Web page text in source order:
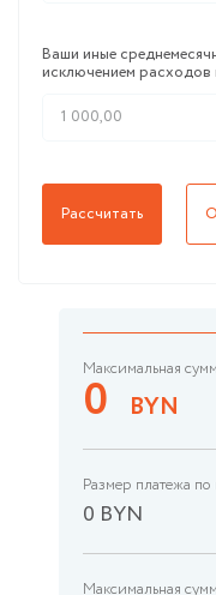
Рассчитать
Максимальная
0 BYN
Размер платежа
0 BYN
Максимальная